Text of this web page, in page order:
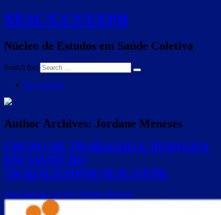
NESC/CCS/UFPB
Núcleo de Estudos em Saúde Coletiva
Search for:
Nesc agenda
Author Archives: Jordane Meneses
GRUPO DE TRABALHO E PESQUISA
EM SAÚDE DO
TRABALHADOR/NESC/UFPB.
9 de dezembro de 2019 Jordane Meneses